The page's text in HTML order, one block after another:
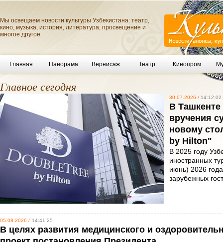
Мы освещаем новости культуры Узбекистана: театр,
кино, музыка, история, литература, просвещение и
многое другое.
Главная Панорама Вернисаж Театр Кинопром
Главное сегодня
30.07.2026 / 14:12:02
В Ташкенте
вручения
новому
by Hilton"
В 2025 году
иностранных
июнь) 2026
зарубежных
05.08.2026 / 14:41:25
В целях развития медицинского и